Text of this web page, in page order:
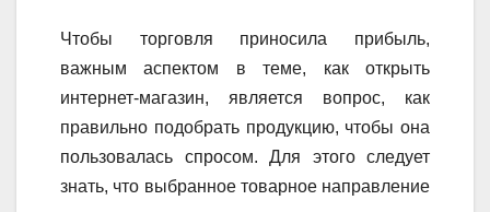
Чтобы торговля приносила прибыль,
важным аспектом в теме, как открыть
интернет-магазин, является вопрос, как
правильно подобрать продукцию, чтобы она
пользовалась спросом. Для этого следует
знать, что выбранное товарное направление